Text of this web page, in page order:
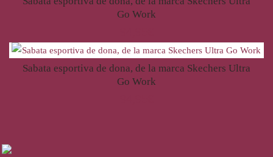
Go Work
Sabata esportiva de dona, de la marca Skechers Ultra
Go Work